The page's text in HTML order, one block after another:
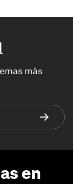
más
en